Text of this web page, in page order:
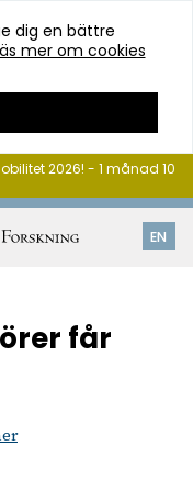
dig en bättre
mer om cookies
EN
2026! - 1 månad 10
får